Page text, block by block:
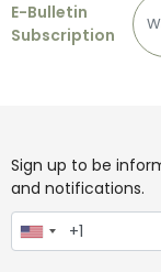
E-Bulletin
Subscription
Sign up to be
and notifications.